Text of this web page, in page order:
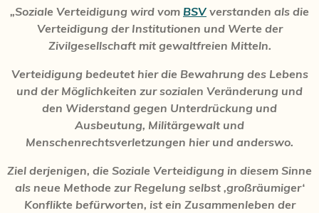
„Soziale Verteidigung wird vom BSV verstanden als die
Verteidigung der Institutionen und Werte der
Zivilgesellschaft mit gewaltfreien Mitteln.
Verteidigung bedeutet hier die Bewahrung des Lebens
und der Möglichkeiten zur sozialen Veränderung und
den Widerstand gegen Unterdrückung und
Ausbeutung, Militärgewalt und
Menschenrechtsverletzungen hier und anderswo.
Ziel derjenigen, die Soziale Verteidigung in diesem Sinne
als neue Methode zur Regelung selbst ,großräumiger‘
Konflikte befürworten, ist ein Zusammenleben der